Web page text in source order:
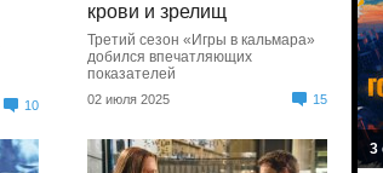
10
крови и зрелищ
Третий сезон «Игры в кальмара»
добился впечатляющих
показателей
02 июля 2025 15
3